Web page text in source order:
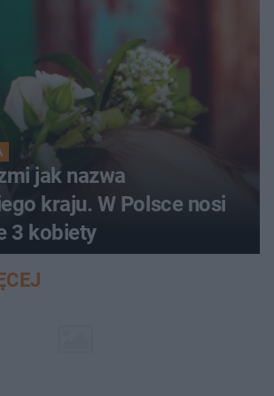
jak nazwa
kraju. W Polsce nosi
3 kobiety